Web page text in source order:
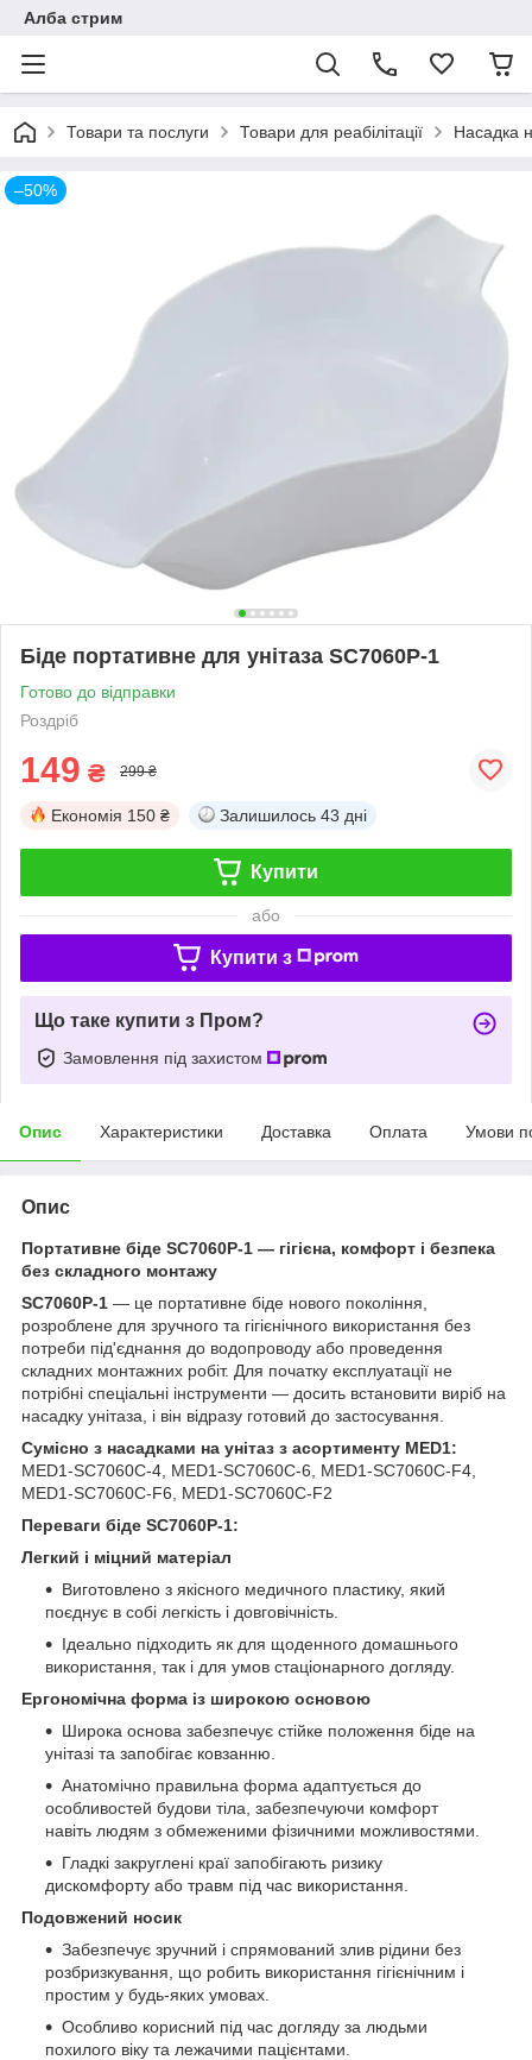
Алба стрим
Товари та послуги Товари для реабілітації Насадка
–50%
Біде портативне для унітаза SC7060P-1
Готово до відправки
Роздріб
149 ₴ 299 ₴
Економія 150 ₴ Залишилось 43 дні
Купити
або
Купити з
Що таке купити з Пром?
Замовлення під захистом
Опис Характеристики Доставка Оплата Умови
Опис
Портативне біде SC7060P-1 — гігієна, комфорт і безпека
без складного монтажу
SC7060P-1 — це портативне біде нового покоління,
розроблене для зручного та гігієнічного використання без
потреби під'єднання до водопроводу або проведення
складних монтажних робіт. Для початку експлуатації не
потрібні спеціальні інструменти — досить встановити виріб на
насадку унітаза, і він відразу готовий до застосування.
Сумісно з насадками на унітаз з асортименту MED1:
MED1-SC7060C-4, MED1-SC7060C-6, MED1-SC7060C-F4,
MED1-SC7060C-F6, MED1-SC7060C-F2
Переваги біде SC7060P-1:
Легкий і міцний матеріал
Виготовлено з якісного медичного пластику, який
поєднує в собі легкість і довговічність.
Ідеально підходить як для щоденного домашнього
використання, так і для умов стаціонарного догляду.
Ергономічна форма із широкою основою
Широка основа забезпечує стійке положення біде на
унітазі та запобігає ковзанню.
Анатомічно правильна форма адаптується до
особливостей будови тіла, забезпечуючи комфорт
навіть людям з обмеженими фізичними можливостями.
Гладкі закруглені краї запобігають ризику
дискомфорту або травм під час використання.
Подовжений носик
Забезпечує зручний і спрямований злив рідини без
розбризкування, що робить використання гігієнічним і
простим у будь-яких умовах.
Особливо корисний під час догляду за людьми
похилого віку та лежачими пацієнтами.